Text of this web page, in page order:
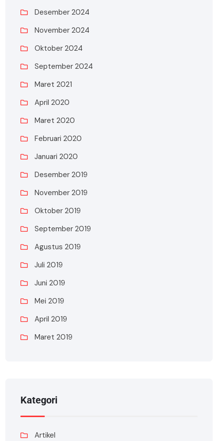
Desember 2024
November 2024
Oktober 2024
September 2024
Maret 2021
April 2020
Maret 2020
Februari 2020
Januari 2020
Desember 2019
November 2019
Oktober 2019
September 2019
Agustus 2019
Juli 2019
Juni 2019
Mei 2019
April 2019
Maret 2019
Kategori
Artikel